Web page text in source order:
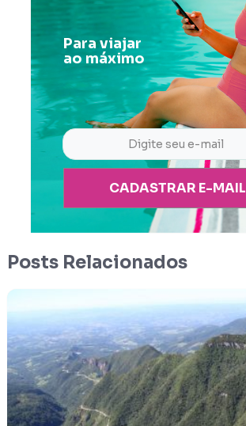
Para viajar
ao máximo
CADASTRAR E-MAIL
Posts Relacionados